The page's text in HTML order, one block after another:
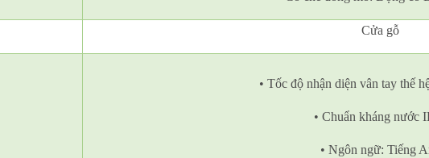
Cửa gỗ
• Tốc độ nhận diện vân tay thế
• Chuẩn kháng nước
• Ngôn ngữ: Tiếng